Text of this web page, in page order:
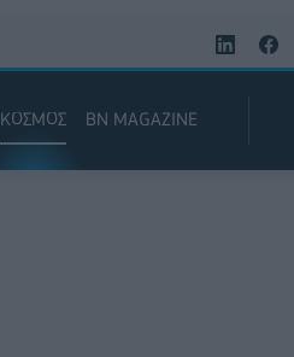
ΚΟΣΜΟΣ BN MAGAZINE